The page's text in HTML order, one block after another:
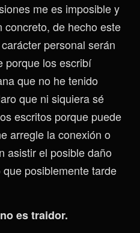
me es imposible y
de hecho este
personal serán
porque los escribí
que no he tenido
que ni siquiera sé
escritos porque puede
arregle la conexión o
asistir el posible daño
posiblemente tarde
es traidor.